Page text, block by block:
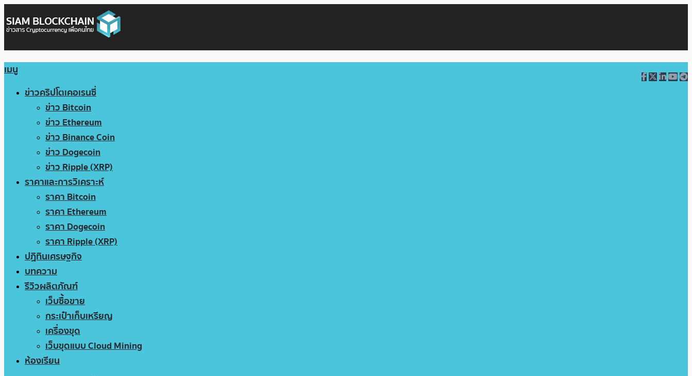
เมนู
ข่าวคริปโตเคอเรนซี่
ข่าว Bitcoin
ข่าว Ethereum
ข่าว Binance Coin
ข่าว Dogecoin
ข่าว Ripple (XRP)
ราคาและการวิเคราะห์
ราคา Bitcoin
ราคา Ethereum
ราคา Dogecoin
ราคา Ripple (XRP)
ปฏิทินเศรษฐกิจ
บทความ
รีวิวผลิตภัณฑ์
เว็บซื้อขาย
กระเป๋าเก็บเหรียญ
เครื่องขุด
เว็บขุดแบบ Cloud Mining
ห้องเรียน